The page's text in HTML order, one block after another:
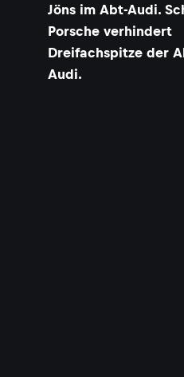
Jöns im Abt-Audi.
Porsche verhindert
Dreifachspitze der
Audi.